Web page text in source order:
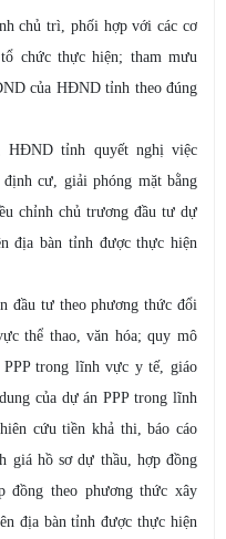
chủ trì, phối hợp với các cơ
chức thực hiện; tham mưu
của HĐND tỉnh theo đúng
HĐND tỉnh quyết nghị việc
cư, giải phóng mặt bằng
chỉnh chủ trương đầu tư dự
địa bàn tỉnh được thực hiện
đầu tư theo phương thức đổi
thể thao, văn hóa; quy mô
trong lĩnh vực y tế, giáo
của dự án PPP trong lĩnh
cứu tiền khả thi, báo cáo
giá hồ sơ dự thầu, hợp đồng
đồng theo phương thức xây
địa bàn tỉnh được thực hiện